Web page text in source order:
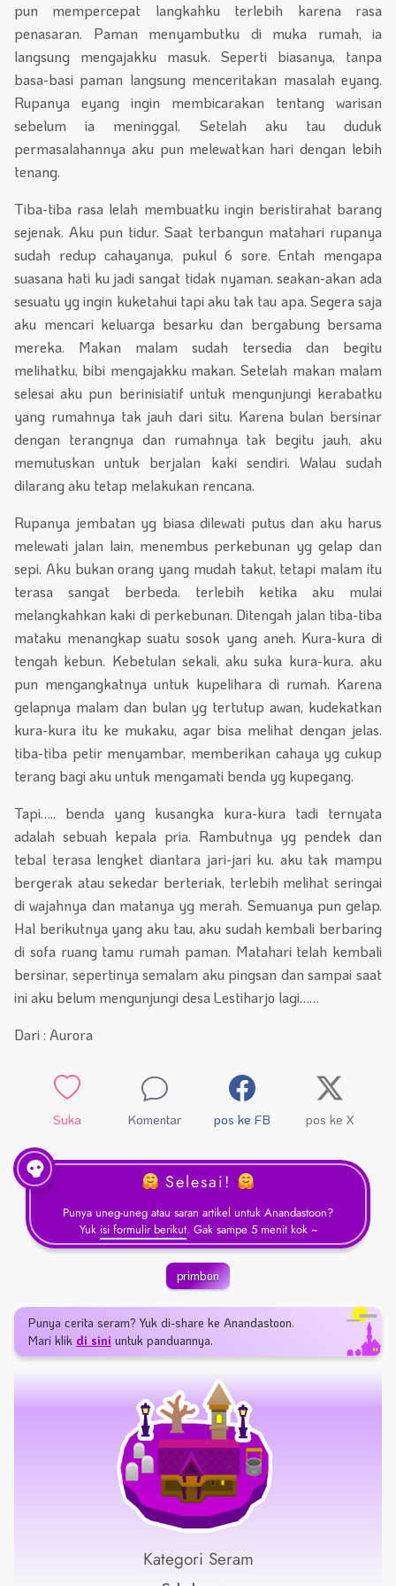
pun mempercepat langkahku terlebih karena rasa
penasaran. Paman menyambutku di muka rumah, ia
langsung mengajakku masuk. Seperti biasanya, tanpa
basa-basi paman langsung menceritakan masalah eyang.
Rupanya eyang ingin membicarakan tentang warisan
sebelum ia meninggal. Setelah aku tau duduk
permasalahannya aku pun melewatkan hari dengan lebih
tenang.
Tiba-tiba rasa lelah membuatku ingin beristirahat barang
sejenak. Aku pun tidur. Saat terbangun matahari rupanya
sudah redup cahayanya, pukul 6 sore. Entah mengapa
suasana hati ku jadi sangat tidak nyaman. seakan-akan ada
sesuatu yg ingin kuketahui tapi aku tak tau apa. Segera saja
aku mencari keluarga besarku dan bergabung bersama
mereka. Makan malam sudah tersedia dan begitu
melihatku, bibi mengajakku makan. Setelah makan malam
selesai aku pun berinisiatif untuk mengunjungi kerabatku
yang rumahnya tak jauh dari situ. Karena bulan bersinar
dengan terangnya dan rumahnya tak begitu jauh, aku
memutuskan untuk berjalan kaki sendiri. Walau sudah
dilarang aku tetap melakukan rencana.
Rupanya jembatan yg biasa dilewati putus dan aku harus
melewati jalan lain, menembus perkebunan yg gelap dan
sepi. Aku bukan orang yang mudah takut, tetapi malam itu
terasa sangat berbeda. terlebih ketika aku mulai
melangkahkan kaki di perkebunan. Ditengah jalan tiba-tiba
mataku menangkap suatu sosok yang aneh. Kura-kura di
tengah kebun. Kebetulan sekali, aku suka kura-kura. aku
pun mengangkatnya untuk kupelihara di rumah. Karena
gelapnya malam dan bulan yg tertutup awan, kudekatkan
kura-kura itu ke mukaku, agar bisa melihat dengan jelas.
tiba-tiba petir menyambar, memberikan cahaya yg cukup
terang bagi aku untuk mengamati benda yg kupegang.
Tapi….. benda yang kusangka kura-kura tadi ternyata
adalah sebuah kepala pria. Rambutnya yg pendek dan
tebal terasa lengket diantara jari-jari ku. aku tak mampu
bergerak atau sekedar berteriak, terlebih melihat seringai
di wajahnya dan matanya yg merah. Semuanya pun gelap.
Hal berikutnya yang aku tau, aku sudah kembali berbaring
di sofa ruang tamu rumah paman. Matahari telah kembali
bersinar, sepertinya semalam aku pingsan dan sampai saat
ini aku belum mengunjungi desa Lestiharjo lagi……
Dari : Aurora
Suka Komentar pos ke FB pos ke X
Selesai!
Punya uneg-uneg atau saran artikel untuk Anandastoon?
Yuk isi formulir berikut. Gak sampe 5 menit kok ~
primbon
Punya cerita seram? Yuk di-share ke Anandastoon.
Mari klik di sini untuk panduannya.
Kategori Seram